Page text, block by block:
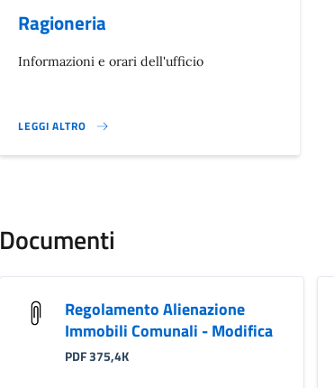
Ragioneria
Informazioni e orari dell'ufficio
LEGGI ALTRO
}
Documenti
Regolamento Alienazione
Immobili Comunali - Modifica
PDF 375,4K